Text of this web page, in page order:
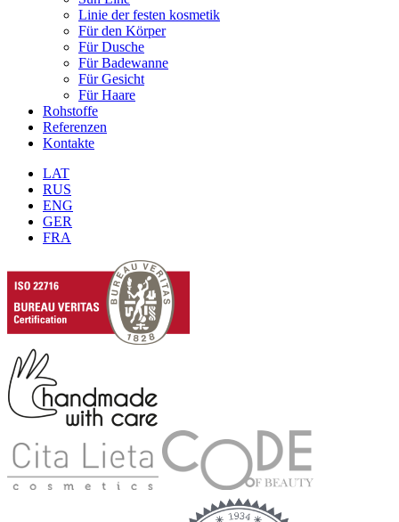
Linie der festen kosmetik
Für den Körper
Für Dusche
Für Badewanne
Für Gesicht
Für Haare
Rohstoffe
Referenzen
Kontakte
LAT
RUS
ENG
GER
FRA